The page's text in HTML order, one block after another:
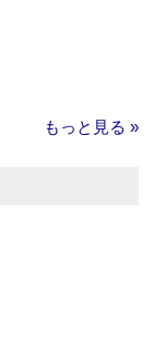
もっと見る »